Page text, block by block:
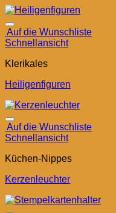
Auf die Wunschliste
Schnellansicht
Klerikales
Heiligenfiguren
Auf die Wunschliste
Schnellansicht
Küchen-Nippes
Kerzenleuchter